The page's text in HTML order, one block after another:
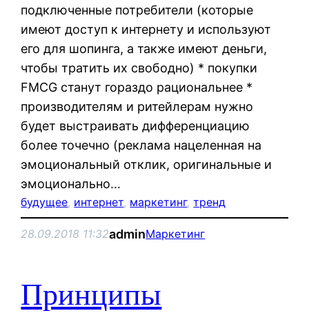
подключенные потребители (которые
имеют доступ к интернету и используют
его для шопинга, а также имеют деньги,
чтобы тратить их свободно) * покупки
FMCG станут гораздо рациональнее *
производителям и ритейлерам нужно
будет выстраивать дифференциацию
более точечно (реклама нацеленная на
эмоциональный отклик, оригинальные и
эмоционально…
будущее, интернет, маркетинг, тренд
28.09.2018 11:32adminМаркетинг
Принципы